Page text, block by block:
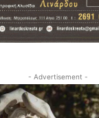
- Advertisement -